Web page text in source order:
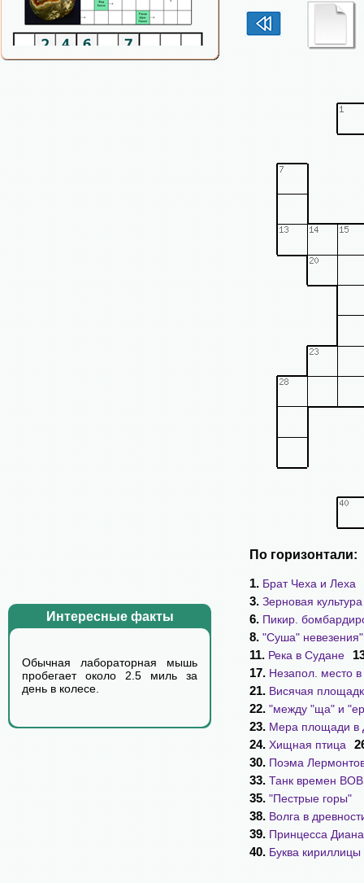
Интересные факты
Обычная лабораторная мышь
пробегает около 2.5 миль за
день в колесе.
По горизонтали:
1. Брат Чеха и Леха
3. Зерновая культура
6. Пикир.
8. "Суша" невезения"
11. Река в Судане
17. Незапол. место в
21. Висячая
22. "между "ща" и
23. Мера площади в
24. Хищная птица
30. Поэма
33. Танк времен ВОВ
35. "Пестрые горы"
38. Волга в
39. Принцесса Диана
40. Буква кириллицы